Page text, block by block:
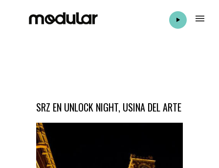
SRZ EN UNLOCK NIGHT, USINA DEL ARTE